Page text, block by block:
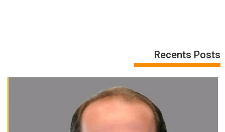
Recents Posts